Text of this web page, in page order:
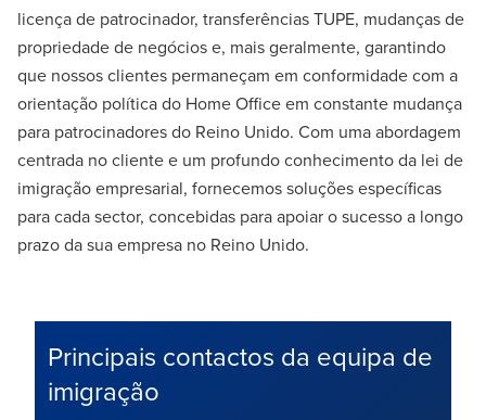
licença de patrocinador, transferências TUPE, mudanças de
propriedade de negócios e, mais geralmente, garantindo
que nossos clientes permaneçam em conformidade com a
orientação política do Home Office em constante mudança
para patrocinadores do Reino Unido. Com uma abordagem
centrada no cliente e um profundo conhecimento da lei de
imigração empresarial, fornecemos soluções específicas
para cada sector, concebidas para apoiar o sucesso a longo
prazo da sua empresa no Reino Unido.
Principais contactos da equipa de
imigração